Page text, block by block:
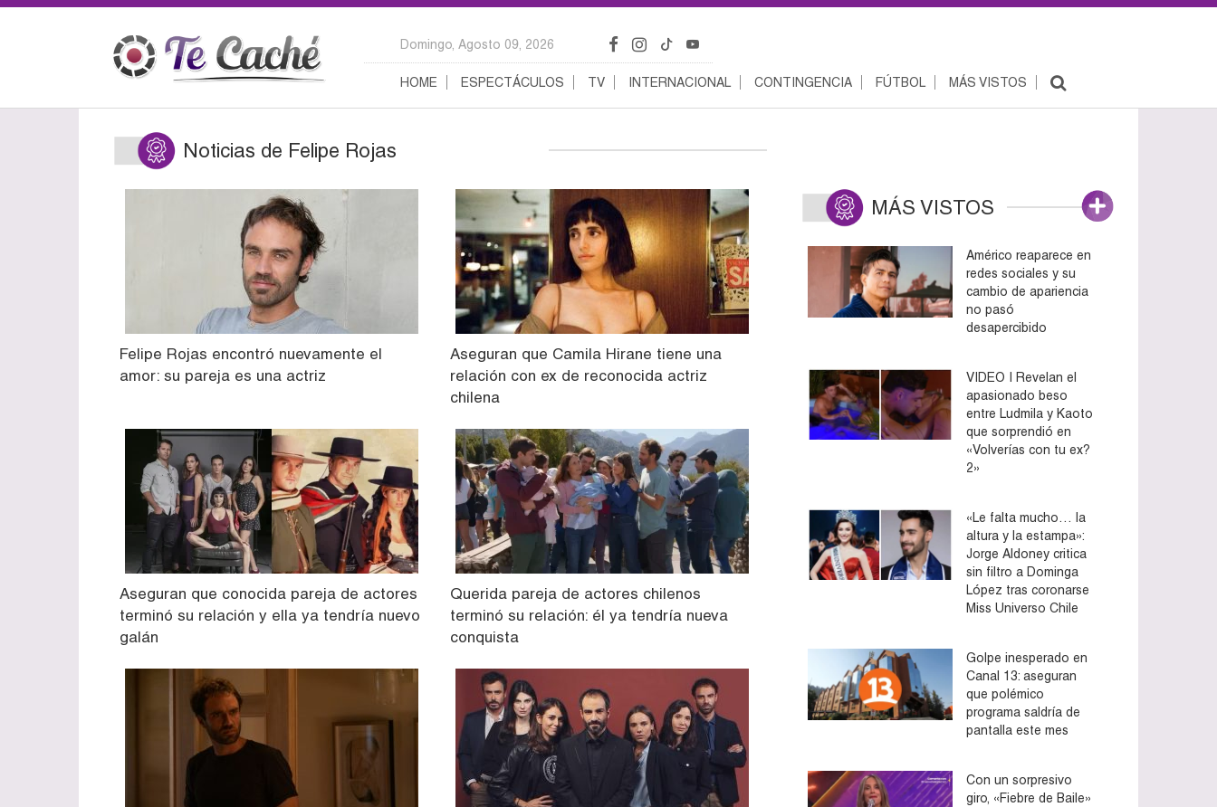
Domingo, Agosto 09, 2026
HOME ESPECTÁCULOS TV INTERNACIONAL CONTINGENCIA FÚTBOL MÁS VISTOS
Noticias de Felipe Rojas
Felipe Rojas encontró nuevamente el
amor: su pareja es una actriz
Aseguran que Camila Hirane tiene una
relación con ex de reconocida actriz
chilena
Aseguran que conocida pareja de actores
terminó su relación y ella ya tendría nuevo
galán
Querida pareja de actores chilenos
terminó su relación: él ya tendría nueva
conquista
MÁS VISTOS
Américo reaparece en
redes sociales y su
cambio de apariencia
no pasó
desapercibido
VIDEO | Revelan el
apasionado beso
entre Ludmila y Kaoto
que sorprendió en
«Volverías con tu ex?
2»
«Le falta mucho… la
altura y la estampa»:
Jorge Aldoney critica
sin filtro a Dominga
López tras coronarse
Miss Universo Chile
Golpe inesperado en
Canal 13: aseguran
que polémico
programa saldría de
pantalla este mes
Con un sorpresivo
giro, «Fiebre de Baile»